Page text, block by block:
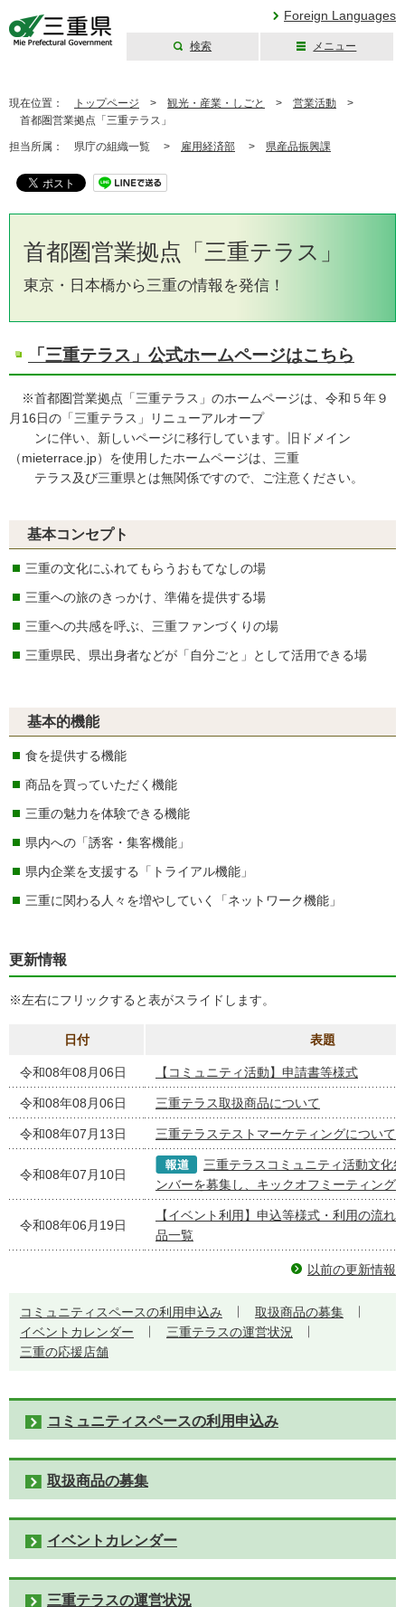
Foreign Languages
検索 メニュー
現在位置： トップページ > 観光・産業・しごと > 営業活動 >
首都圏営業拠点「三重テラス」
担当所属： 県庁の組織一覧 > 雇用経済部 > 県産品振興課
首都圏営業拠点「三重テラス」
東京・日本橋から三重の情報を発信！
「三重テラス」公式ホームページはこちら
※首都圏営業拠点「三重テラス」のホームページは、令和５年９
月16日の「三重テラス」リニューアルオープ
ンに伴い、新しいページに移行しています。旧ドメイン
（mieterrace.jp）を使用したホームページは、三重
テラス及び三重県とは無関係ですので、ご注意ください。
基本コンセプト
三重の文化にふれてもらうおもてなしの場
三重への旅のきっかけ、準備を提供する場
三重への共感を呼ぶ、三重ファンづくりの場
三重県民、県出身者などが「自分ごと」として活用できる場
基本的機能
食を提供する機能
商品を買っていただく機能
三重の魅力を体験できる機能
県内への「誘客・集客機能」
県内企業を支援する「トライアル機能」
三重に関わる人々を増やしていく「ネットワーク機能」
更新情報
※左右にフリックすると表がスライドします。
日付 表題
令和08年08月06日 【コミュニティ活動】申請書等様式
令和08年08月06日 三重テラス取扱商品について
令和08年07月13日 三重テラステストマーケティングについて
令和08年07月10日
三重テラスコミュニティ活動文化
ンバーを募集し、キックオフミーティング
令和08年06月19日
【イベント利用】申込等様式・利用の流れ
品一覧
以前の更新情報
コミュニティスペースの利用申込み
取扱商品の募集
イベントカレンダー
三重テラスの運営状況
三重の応援店舗
コミュニティスペースの利用申込み
取扱商品の募集
イベントカレンダー
三重テラスの運営状況